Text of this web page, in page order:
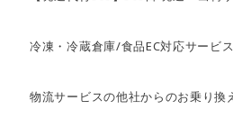
冷凍・冷蔵倉庫/食品EC対応サービス
物流サービスの他社からのお乗り換